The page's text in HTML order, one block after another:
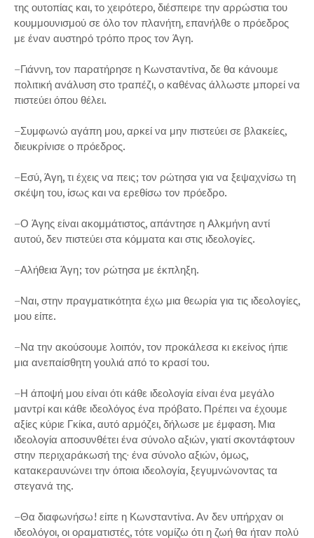
της ουτοπίας και, το χειρότερο, διέσπειρε την αρρώστια του
κουμμουνισμού σε όλο τον πλανήτη, επανήλθε ο πρόεδρος
με έναν αυστηρό τρόπο προς τον Άγη.
–Γιάννη, τον παρατήρησε η Κωνσταντίνα, δε θα κάνουμε
πολιτική ανάλυση στο τραπέζι, ο καθένας άλλωστε μπορεί να
πιστεύει όπου θέλει.
–Συμφωνώ αγάπη μου, αρκεί να μην πιστεύει σε βλακείες,
διευκρίνισε ο πρόεδρος.
–Εσύ, Άγη, τι έχεις να πεις; τον ρώτησα για να ξεψαχνίσω τη
σκέψη του, ίσως και να ερεθίσω τον πρόεδρο.
–Ο Άγης είναι ακομμάτιστος, απάντησε η Αλκμήνη αντί
αυτού, δεν πιστεύει στα κόμματα και στις ιδεολογίες.
–Αλήθεια Άγη; τον ρώτησα με έκπληξη.
–Ναι, στην πραγματικότητα έχω μια θεωρία για τις ιδεολογίες,
μου είπε.
–Να την ακούσουμε λοιπόν, τον προκάλεσα κι εκείνος ήπιε
μια ανεπαίσθητη γουλιά από το κρασί του.
–Η άποψή μου είναι ότι κάθε ιδεολογία είναι ένα μεγάλο
μαντρί και κάθε ιδεολόγος ένα πρόβατο. Πρέπει να έχουμε
αξίες κύριε Γκίκα, αυτό αρμόζει, δήλωσε με έμφαση. Μια
ιδεολογία αποσυνθέτει ένα σύνολο αξιών, γιατί σκοντάφτουν
στην περιχαράκωσή της· ένα σύνολο αξιών, όμως,
κατακεραυνώνει την όποια ιδεολογία, ξεγυμνώνοντας τα
στεγανά της.
–Θα διαφωνήσω! είπε η Κωνσταντίνα. Αν δεν υπήρχαν οι
ιδεολόγοι, οι οραματιστές, τότε νομίζω ότι η ζωή θα ήταν πολύ